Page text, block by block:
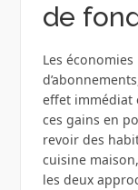
de
Les
effet immédiat
ces gains en
revoir des
cuisine
les deux